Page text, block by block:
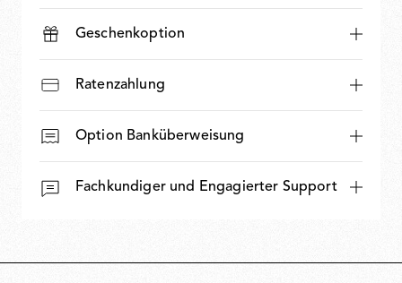
Geschenkoption
Ratenzahlung
Option Banküberweisung
Fachkundiger und Engagierter Support